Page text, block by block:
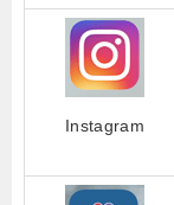
Instagram